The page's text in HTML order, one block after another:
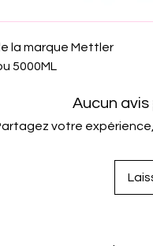
la marque Mettler
5000ML
Aucun
votre expérience,